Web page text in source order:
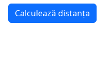
Calculează distanța